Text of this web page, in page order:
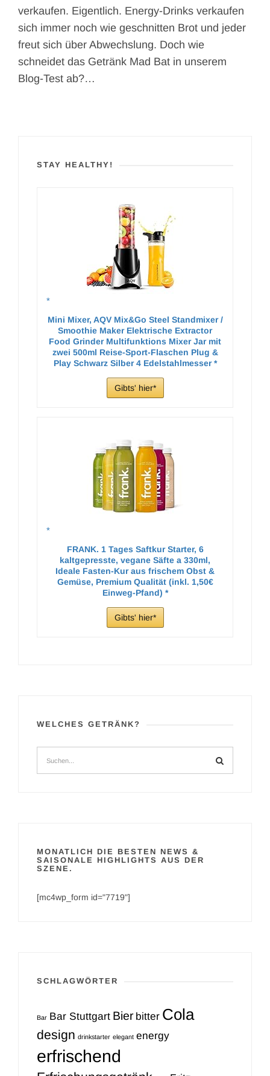
verkaufen. Eigentlich. Energy-Drinks verkaufen
sich immer noch wie geschnitten Brot und jeder
freut sich über Abwechslung. Doch wie
schneidet das Getränk Mad Bat in unserem
Blog-Test ab?…
STAY HEALTHY!
Mini Mixer, AQV Mix&Go Steel Standmixer /
Smoothie Maker Elektrische Extractor
Food Grinder Multifunktions Mixer Jar mit
zwei 500ml Reise-Sport-Flaschen Plug &
Play Schwarz Silber 4 Edelstahlmesser
Gibts' hier
FRANK. 1 Tages Saftkur Starter, 6
kaltgepresste, vegane Säfte a 330ml,
Ideale Fasten-Kur aus frischem Obst &
Gemüse, Premium Qualität (inkl. 1,50€
Einweg-Pfand)
Gibts' hier
WELCHES GETRÄNK?
MONATLICH DIE BESTEN NEWS &
SAISONALE HIGHLIGHTS AUS DER
SZENE.
[mc4wp_form id="7719"]
SCHLAGWÖRTER
Bar Bar Stuttgart Bier bitter Cola
design drinkstarter elegant energy
erfrischend